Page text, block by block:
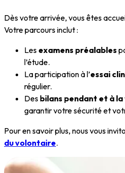
Dès votre arrivée, vous êtes
Votre parcours inclut :
Les examens préalables
l’étude.
La participation à l’essai
régulier.
Des bilans pendant et à la
garantir votre sécurité et
Pour en savoir plus, nous vous
du volontaire.